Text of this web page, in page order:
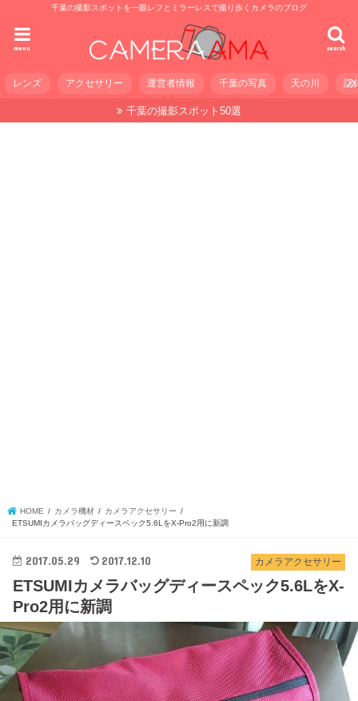
千葉の撮影スポットを一眼レフとミラーレスで撮り歩くカメラのブログ
search
menu
レンズ アクセサリー 運営者情報 千葉の写真 天の川 記
千葉の撮影スポット50選
HOME カメラ機材
カメラアクセサリー
ETSUMIカメラバッグディースペック5.6LをX-Pro2用に新調
カメラアクセサリー
2017.05.29 2017.12.10
ETSUMIカメラバッグディースペック5.6LをX-
Pro2用に新調